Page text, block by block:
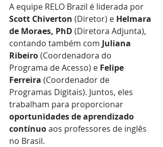
A equipe RELO Brazil é liderada por
Scott Chiverton (Diretor) e Helmara
de Moraes, PhD (Diretora Adjunta),
contando também com Juliana
Ribeiro (Coordenadora do
Programa de Acesso) e Felipe
Ferreira (Coordenador de
Programas Digitais). Juntos, eles
trabalham para proporcionar
oportunidades de aprendizado
contínuo aos professores de inglês
no Brasil.